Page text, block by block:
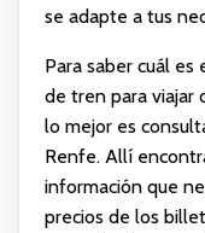
se adapte a tus
Para saber cuál
de tren para viajar
lo mejor es
Renfe. Allí
información que
precios de los